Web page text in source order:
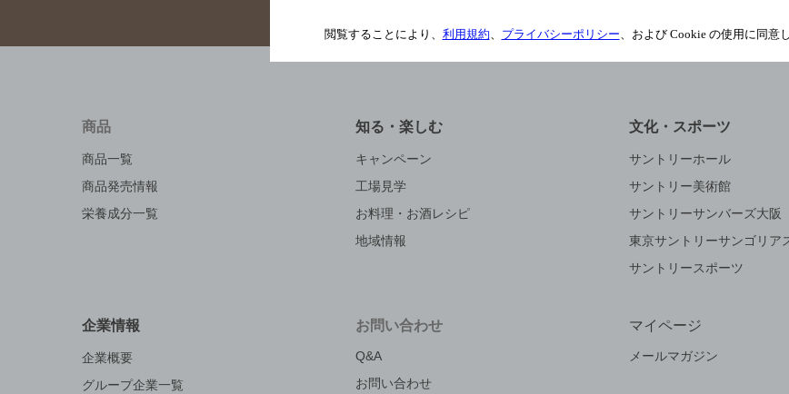
商品
商品一覧
商品発売情報
栄養成分一覧
知る・楽しむ
キャンペーン
工場見学
お料理・お酒レシピ
地域情報
文化・スポーツ
サントリーホール
サントリー美術館
サントリーサンバーズ大阪
東京サントリーサンゴリア
サントリースポーツ
企業情報
企業概要
グループ企業一覧
お問い合わせ
Q&A
お問い合わせ
マイページ
メールマガジン
閲覧することにより、 利用規約 プライバシーポリシー 、および Cookie の使用に同意